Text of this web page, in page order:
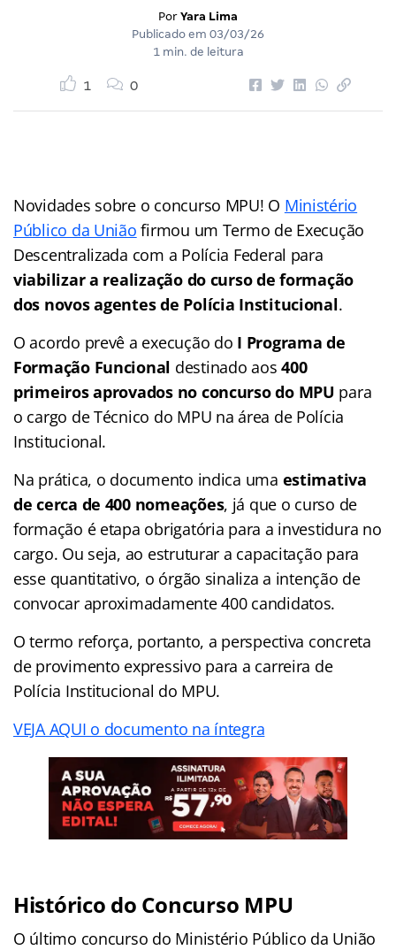
Por Yara Lima
Publicado em 03/03/26
1 min. de leitura
1 0
Novidades sobre o concurso MPU! O Ministério
Público da União firmou um Termo de Execução
Descentralizada com a Polícia Federal para
viabilizar a realização do curso de formação
dos novos agentes de Polícia Institucional.
O acordo prevê a execução do I Programa de
Formação Funcional destinado aos400
primeiros aprovados no concurso do MPU para
o cargo de Técnico do MPU na área de Polícia
Institucional.
Na prática, o documento indica uma estimativa
de cerca de 400 nomeações, já que o curso de
formação é etapa obrigatória para a investidura no
cargo. Ou seja, ao estruturar a capacitação para
esse quantitativo, o órgão sinaliza a intenção de
convocar aproximadamente 400 candidatos.
O termo reforça, portanto, a perspectiva concreta
de provimento expressivo para a carreira de
Polícia Institucional do MPU.
VEJA AQUI o documento na íntegra
Histórico do Concurso MPU
O último concurso do Ministério Público da União